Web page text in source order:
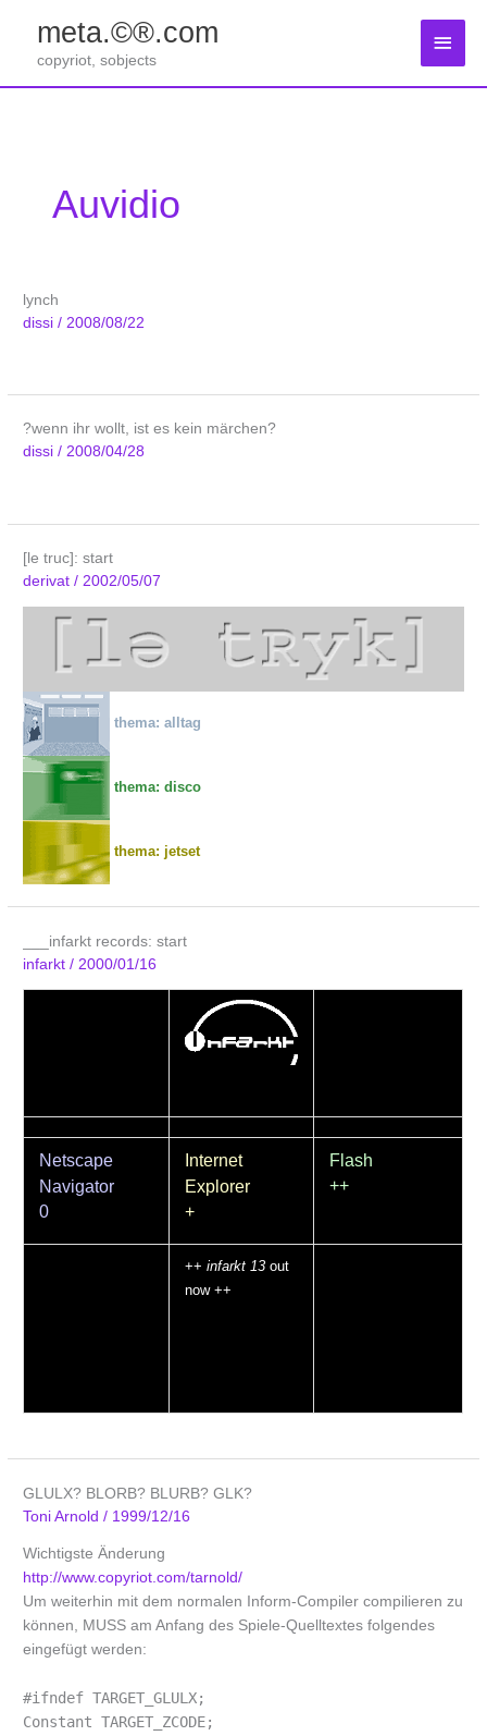
springen
meta.©®.com
copyriot, sobjects
Auvidio
lynch
dissi/ 2008/08/22
?wenn ihr wollt, ist es kein märchen?
dissi/2008/04/28
[le truc]: start
derivat/2002/05/07
thema: alltag
thema: disco
thema: jetset
___infarkt records: start
infarkt/ 2000/01/16
Netscape
Navigator
0
Internet
Explorer
+
Flash
++
++ infarkt 13 out
now ++
GLULX? BLORB? BLURB? GLK?
Toni Arnold/ 1999/12/16
Wichtigste Änderung
http://www.copyriot.com/tarnold/
Um weiterhin mit dem normalen Inform-Compiler compilieren zu
können, MUSS am Anfang des Spiele-Quelltextes folgendes
eingefügt werden:
#ifndef TARGET_GLULX;
Constant TARGET_ZCODE;